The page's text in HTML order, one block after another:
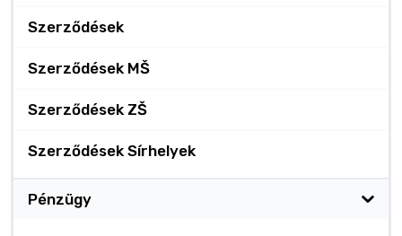
Szerződések
Szerződések MŠ
Szerződések ZŠ
Szerződések Sírhelyek
Pénzügy